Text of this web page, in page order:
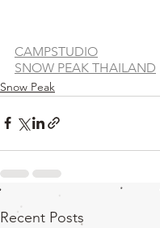
CAMPSTUDIO
SNOW PEAK THAILAND
Snow Peak
Recent Posts